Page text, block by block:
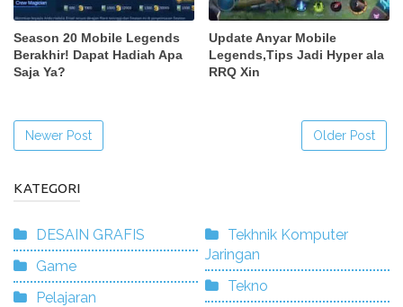
Season 20 Mobile Legends
Berakhir! Dapat Hadiah Apa
Saja Ya?
Update Anyar Mobile
Legends,Tips Jadi Hyper ala
RRQ Xin
Newer Post Older Post
KATEGORI
DESAIN GRAFIS
Game
Pelajaran
Tekhnik Komputer
Jaringan
Tekno